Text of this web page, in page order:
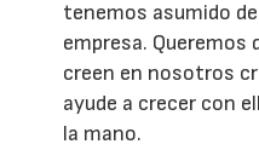
tenemos asumido
empresa. Queremos
creen en nosotros
ayude a crecer con
la mano.